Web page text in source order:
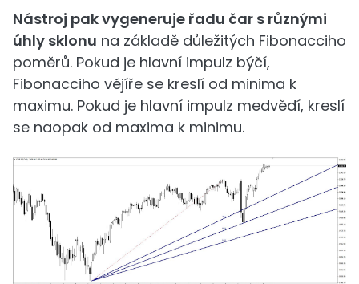
Nástroj pak vygeneruje řadu čar s různými
úhly sklonu na základě důležitých Fibonacciho
poměrů. Pokud je hlavní impulz býčí,
Fibonacciho vějíře se kreslí od minima k
maximu. Pokud je hlavní impulz medvědí, kreslí
se naopak od maxima k minimu.